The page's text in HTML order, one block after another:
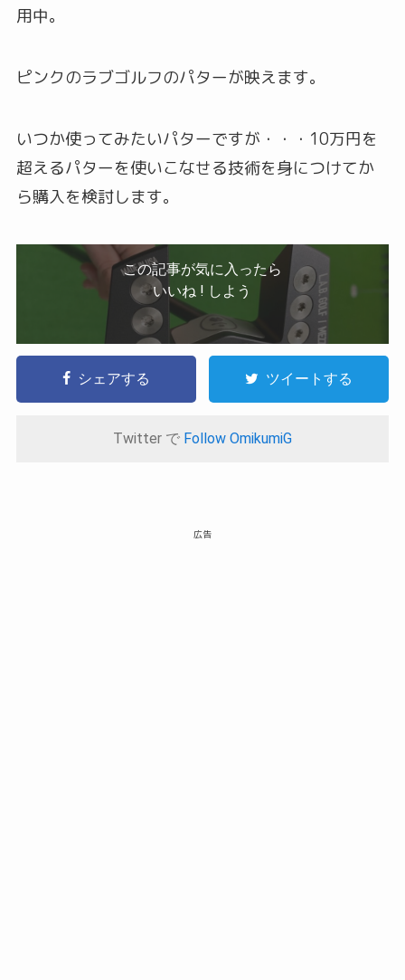
用中。
ピンクのラブゴルフのパターが映えます。
いつか使ってみたいパターですが・・・10万円を
超えるパターを使いこなせる技術を身につけてか
ら購入を検討します。
この記事が気に入ったら
いいね ! しよう
シェアする ツイートする
Twitter で Follow OmikumiG
広告